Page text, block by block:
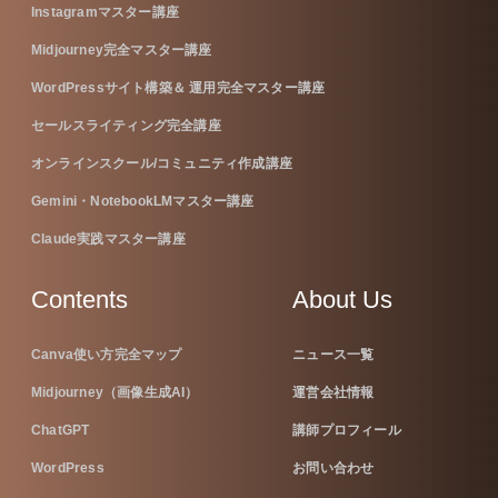
Instagramマスター講座
Midjourney完全マスター講座
WordPressサイト構築＆ 運用完全マスター講座
セールスライティング完全講座
オンラインスクール/コミュニティ作成講座
Gemini・NotebookLMマスター講座
Claude実践マスター講座
Contents
Canva使い方完全マップ
Midjourney（画像生成AI）
ChatGPT
WordPress
About Us
ニュース一覧
運営会社情報
講師プロフィール
お問い合わせ